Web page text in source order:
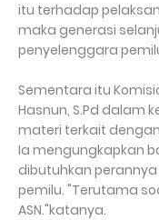
itu terhadap
maka generasi
penyelenggara
Sementara itu
Hasnun, S.Pd dalam
materi terkait
Ia mengungkapkan
dibutuhkan
pemilu. "Terutama
ASN."katanya.